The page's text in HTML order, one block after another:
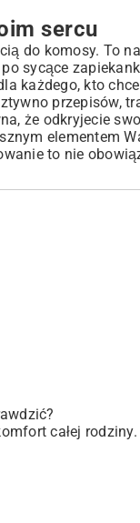
sercu
do komosy. To
sycące
każdego, kto
przepisów,
że odkryjecie
elementem
to nie
całej